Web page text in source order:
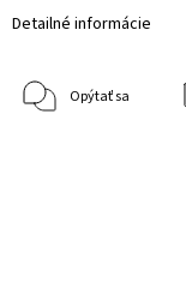
Detailné informácie
Opýtať sa